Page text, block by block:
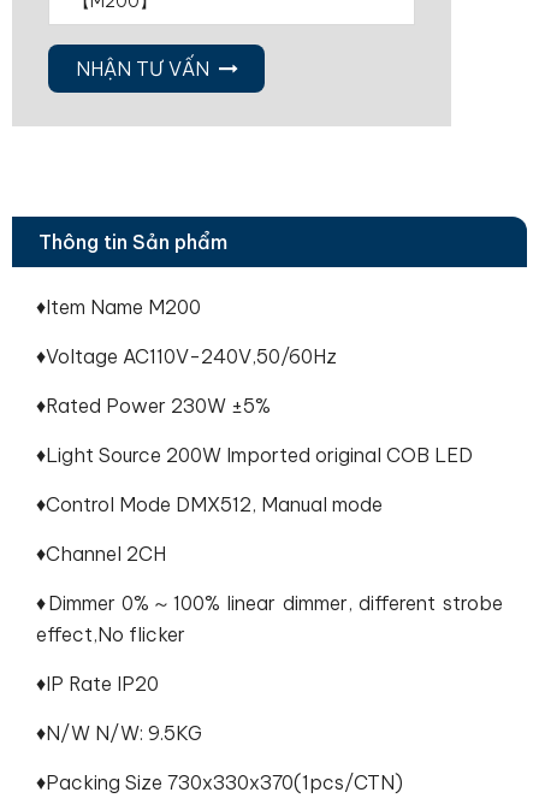
NHẬN TƯ VẤN
Thông tin Sản phẩm
♦Item Name M200
♦Voltage AC110V-240V,50/60Hz
♦Rated Power 230W ±5%
♦Light Source 200W Imported original COB LED
♦Control Mode DMX512, Manual mode
♦Channel 2CH
♦Dimmer 0%～100% linear dimmer, different strobe
effect,No flicker
♦IP Rate IP20
♦N/W N/W: 9.5KG
♦Packing Size 730x330x370(1pcs/CTN)